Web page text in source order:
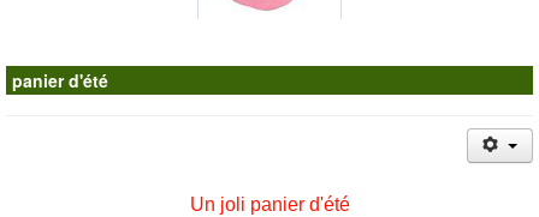
panier d'été
Un joli panier d'été